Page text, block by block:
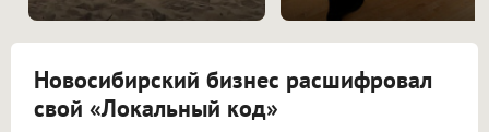
Новосибирский бизнес расшифровал
свой «Локальный код»